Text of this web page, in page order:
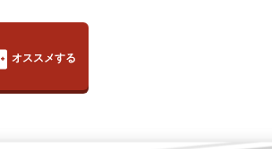
オススメする